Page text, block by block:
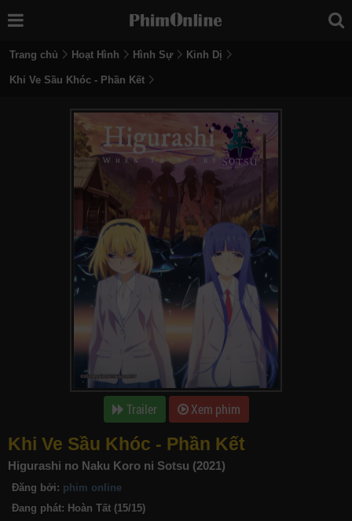
Trang chủ Hoạt Hình Hình Sự Kinh Dị
Khi Ve Sầu Khóc - Phần Kết
Trailer Xem phim
Khi Ve Sầu Khóc - Phần Kết
Higurashi no Naku Koro ni Sotsu (2021)
Đăng bởi: phim online
Đang phát: Hoàn Tất (15/15)